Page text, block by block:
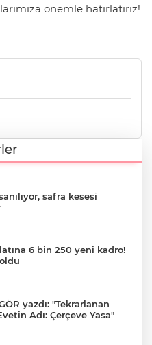
önemle hatırlatırız!
safra kesesi
6 bin 250 yeni kadro!
yazdı: "Tekrarlanan
Adı: Çerçeve Yasa"